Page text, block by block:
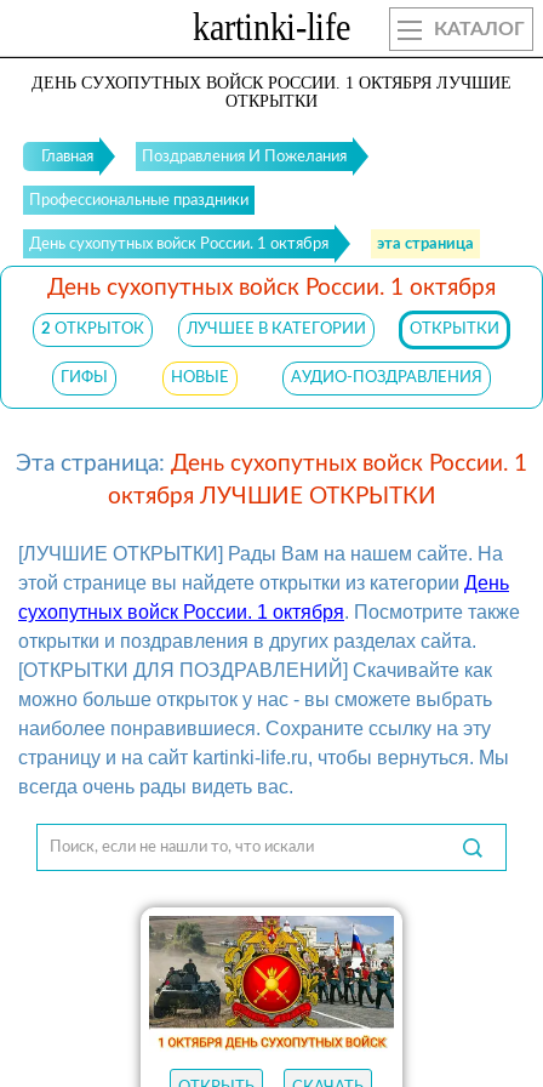
КАТАЛОГ
ДЕНЬ СУХОПУТНЫХ ВОЙСК РОССИИ. 1 ОКТЯБРЯ ЛУЧШИЕ
ОТКРЫТКИ
Главная Поздравления И Пожелания
Профессиональные праздники
День сухопутных войск России. 1 октября эта страница
День сухопутных войск России. 1 октября
2 ОТКРЫТОК ЛУЧШЕЕ В КАТЕГОРИИ ОТКРЫТКИ
ГИФЫ НОВЫЕ АУДИО-ПОЗДРАВЛЕНИЯ
Эта страница: День сухопутных войск России. 1
октября ЛУЧШИЕ ОТКРЫТКИ
[ЛУЧШИЕ ОТКРЫТКИ] Рады Вам на нашем сайте. На
этой странице вы найдете открытки из категории День
сухопутных войск России. 1 октября. Посмотрите также
открытки и поздравления в других разделах сайта.
[ОТКРЫТКИ ДЛЯ ПОЗДРАВЛЕНИЙ] Скачивайте как
можно больше открыток у нас - вы сможете выбрать
наиболее понравившиеся. Сохраните ссылку на эту
страницу и на сайт kartinki-life.ru, чтобы вернуться. Мы
всегда очень рады видеть вас.